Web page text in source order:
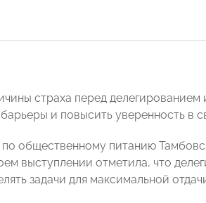
страха перед
и повысить уверенность в
по общественному питанию
выступлении отметила, что
задачи для максимальной